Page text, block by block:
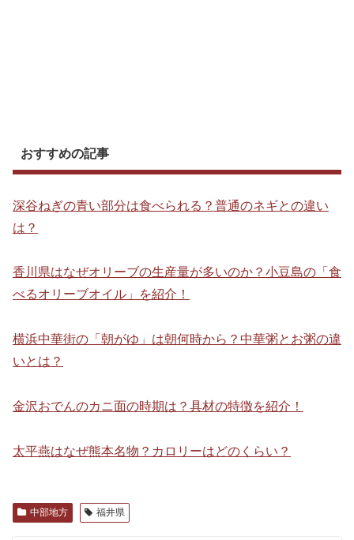
おすすめの記事
深谷ねぎの青い部分は食べられる？普通のネギとの違い
は？
香川県はなぜオリーブの生産量が多いのか？小豆島の「食
べるオリーブオイル」を紹介！
横浜中華街の「朝がゆ」は朝何時から？中華粥とお粥の違
いとは？
金沢おでんのカニ面の時期は？具材の特徴を紹介！
太平燕はなぜ熊本名物？カロリーはどのくらい？
中部地方 福井県